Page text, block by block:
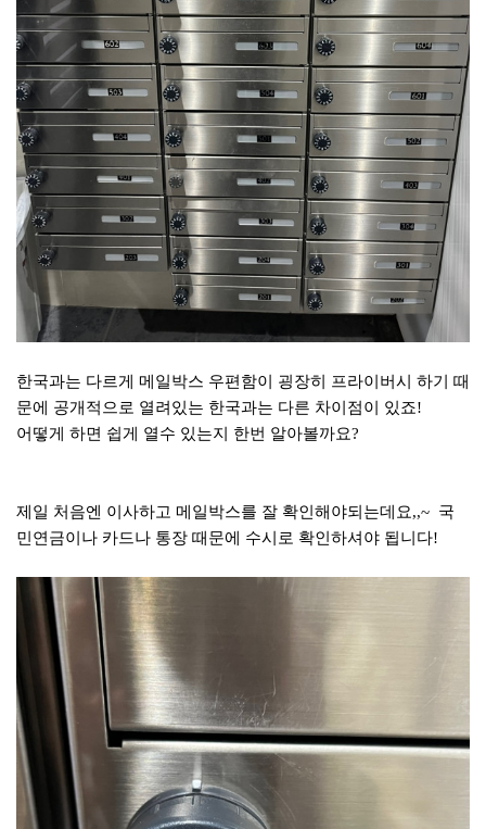
한국과는 다르게 메일박스 우편함이 굉장히 프라이버시 하기 때
문에 공개적으로 열려있는 한국과는 다른 차이점이 있죠!
어떻게 하면 쉽게 열수 있는지 한번 알아볼까요?
제일 처음엔 이사하고 메일박스를 잘 확인해야되는데요,,~ 국
민연금이나 카드나 통장 때문에 수시로 확인하셔야 됩니다!